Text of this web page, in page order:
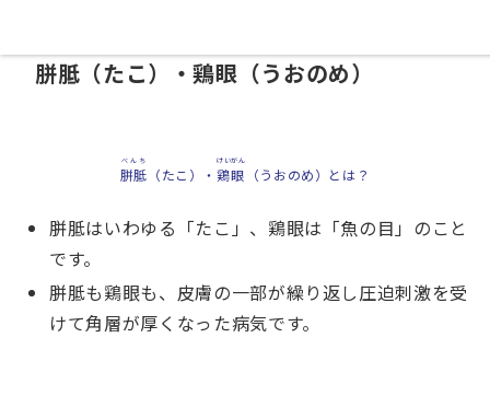
胼胝（たこ）・鶏眼（うおのめ）
胼胝
べんち
（たこ）・鶏眼
けいがん
（うおのめ）とは？
胼胝はいわゆる「たこ」、鶏眼は「魚の目」のこと
です。
胼胝も鶏眼も、皮膚の一部が繰り返し圧迫刺激を受
けて角層が厚くなった病気です。